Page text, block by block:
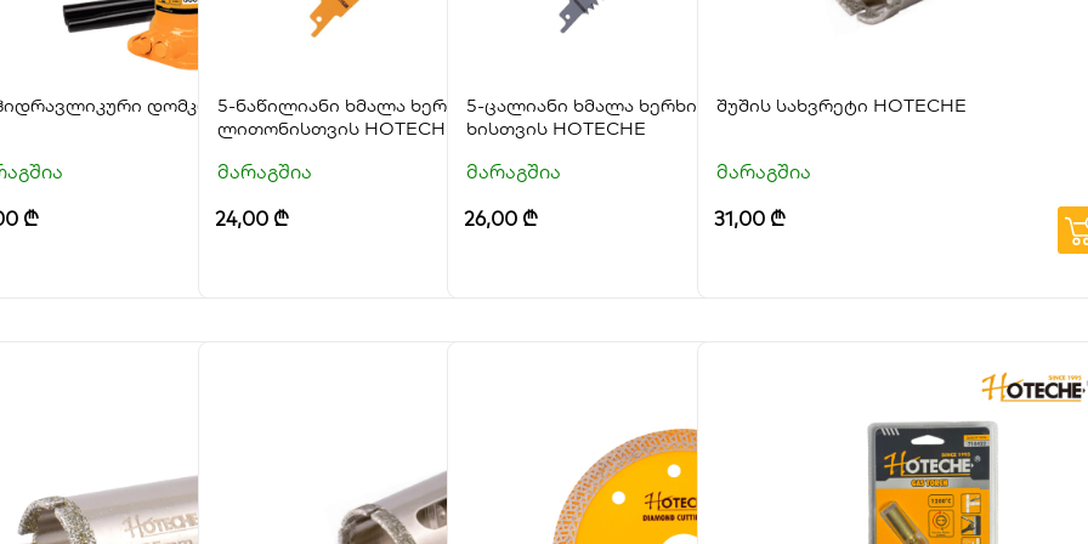
დომკრატი HOTECHE
₾
5-ნაწილიანი ხმალა ხერხის პირების ნაკრები
ლითონისთვის HOTECHE
მარაგშია
24,00 ₾
5-ცალიანი ხმალა ხერხის პირების ნაკრები
ხისთვის HOTECHE
მარაგშია
26,00 ₾
შუშის სახვრეტი HOTECHE
მარაგშია
31,00 ₾